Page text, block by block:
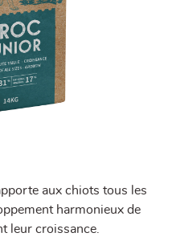
aux chiots tous les
harmonieux de
leur croissance.